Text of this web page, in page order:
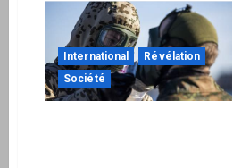
« Écran
bleu
de
la
mort »
:
un
crash
International
Révélation
Société